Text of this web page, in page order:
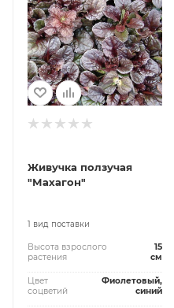
Живучка ползучая
"Махагон"
1 вид поставки
Высота взрослого
растения
15
см
Цвет
соцветий
Фиолетовый,
синий